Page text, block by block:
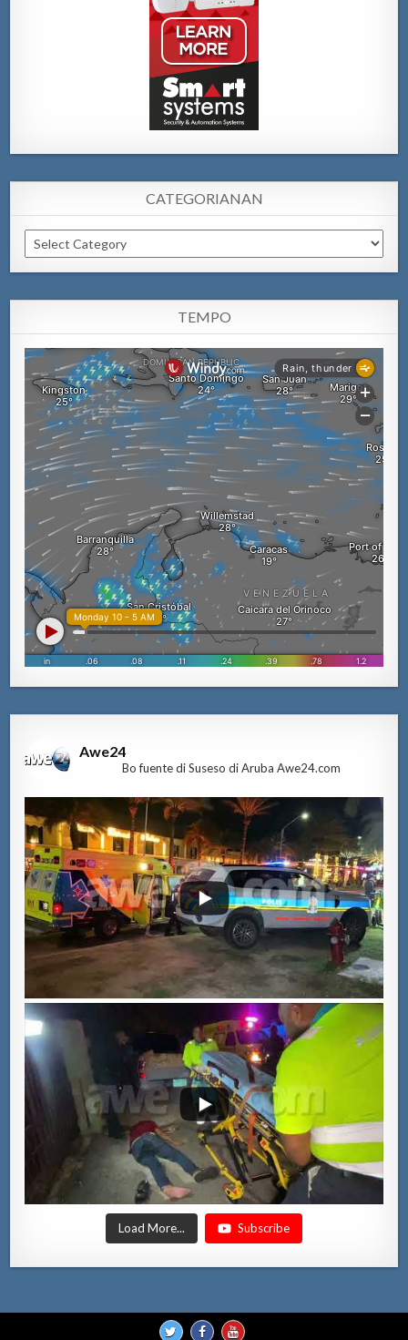
CATEGORIANAN
Categorianan
TEMPO
Awe24
Bo fuente di Suseso di Aruba Awe24.com
Load More... Subscribe